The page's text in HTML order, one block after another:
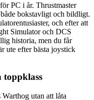
PC i år. Thrustmaster
bokstavligt och bildligt.
och efter att
Simulator och DCS
historia, men du får
ute efter bästa joystick
toppklass
utan att låta